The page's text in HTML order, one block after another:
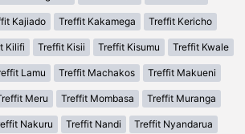
Kajiado Treffit Kakamega Treffit Kericho
Kilifi Treffit Kisii Treffit Kisumu Treffit Kwale
Lamu Treffit Machakos Treffit Makueni
Meru Treffit Mombasa Treffit Muranga
Nakuru Treffit Nandi Treffit Nyandarua